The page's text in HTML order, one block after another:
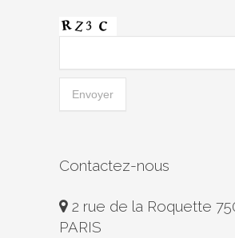
Contactez-nous
2 rue de la Roquette
PARIS